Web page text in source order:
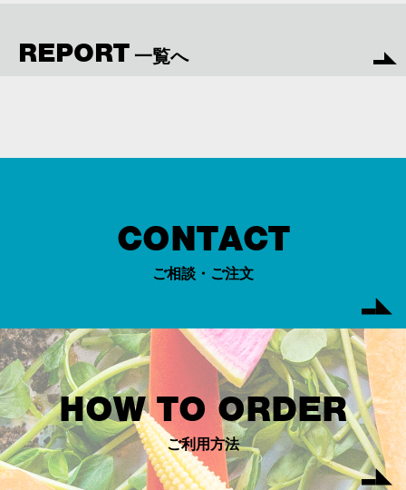
REPORT 一覧へ
CONTACT
ご相談・ご注文
HOW TO ORDER
ご利用方法